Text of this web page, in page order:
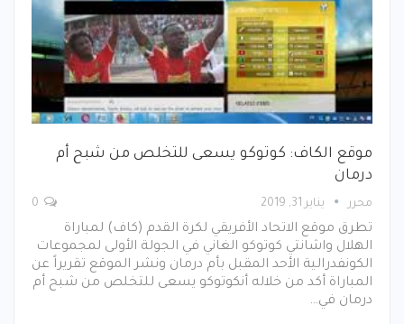
موقع الكاف: كوتوكو يسعى للتخلص من شبح أم
درمان
محرر يناير 31, 2019
تطرق موقع الاتحاد الأفريقي لكرة القدم (كاف) لمباراة
الهلال واشانتي كوتوكو الغاني في الجولة الأولى لمجموعات
الكونفدرالية الأحد المقبل بأم درمان ونشر الموقع تقريراً عن
المباراة أكد من خلاله أنكوتوكو يسعى للتخلص من شبح أم
درمان في…